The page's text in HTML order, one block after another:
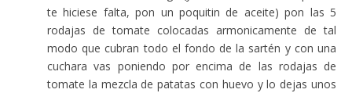
te hiciese falta, pon un poquitin de aceite) pon las 5
rodajas de tomate colocadas armonicamente de tal
modo que cubran todo el fondo de la sartén y con una
cuchara vas poniendo por encima de las rodajas de
tomate la mezcla de patatas con huevo y lo dejas unos